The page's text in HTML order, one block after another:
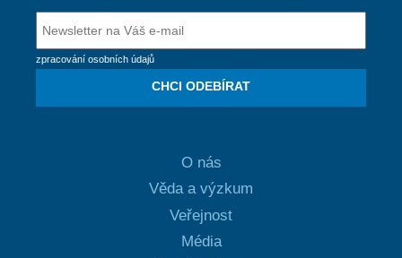
zpracování osobních údajů
CHCI ODEBÍRAT
O nás
Věda a výzkum
Veřejnost
Média